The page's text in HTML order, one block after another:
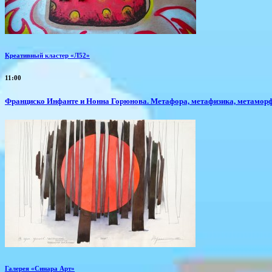
Креативный кластер «Л52»
11:00
Франциско Инфанте и Нонна Горюнова. Метафора, метафизика,
Галерея «Синара Арт»